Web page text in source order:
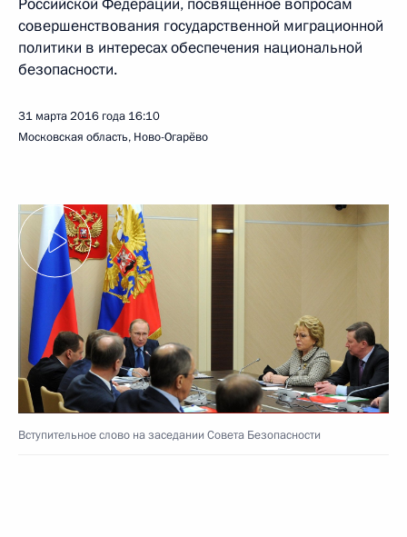
совершенствования государственной миграционной
политики в интересах обеспечения национальной
безопасности.
31 марта 2016 года 16:10
Московская область, Ново-Огарёво
Вступительное слово на заседании Совета Безопасности